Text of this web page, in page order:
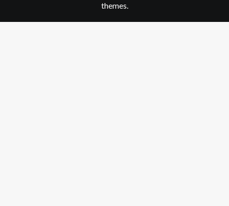
themes.